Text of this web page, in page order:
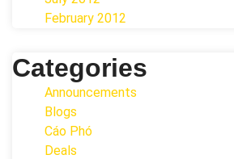
February 2012
Categories
Announcements
Blogs
Cáo Phó
Deals